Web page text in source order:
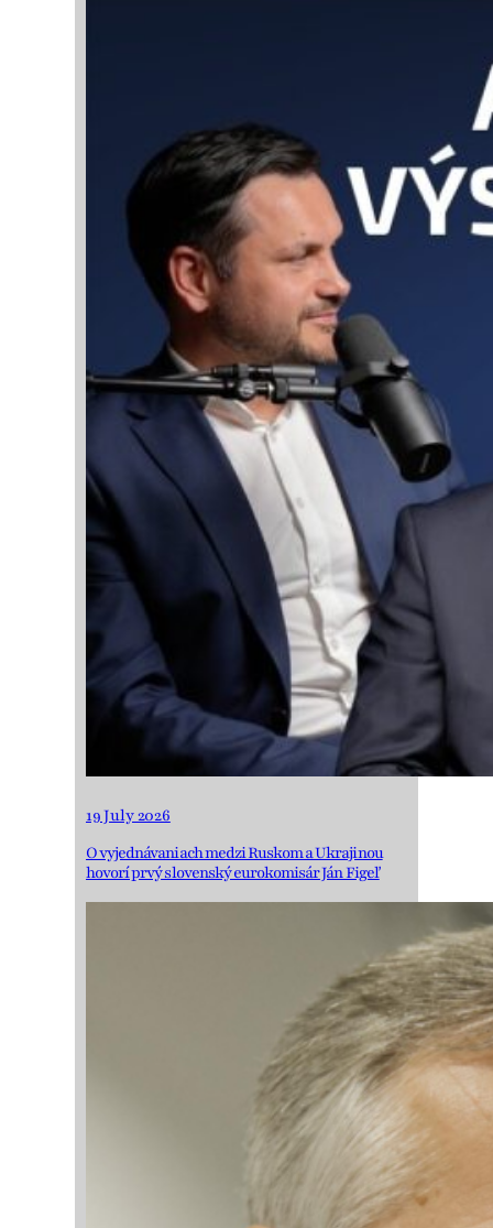
19 July 2026
O vyjednávaniach medzi Ruskom a Ukrajinou
hovorí prvý slovenský eurokomisár Ján Figeľ